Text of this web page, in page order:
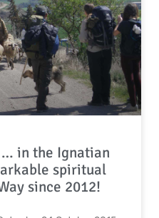
in the Ignatian
spiritual
since 2012!